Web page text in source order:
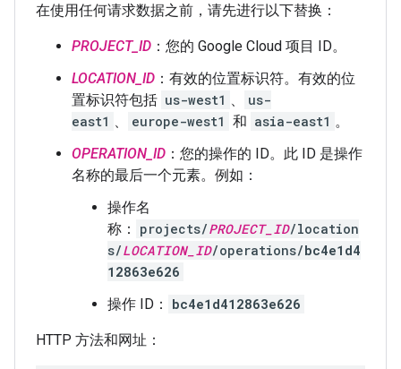
在使用任何请求数据之前，请先进行以下替换：
PROJECT_ID ：您的 Google Cloud 项目 ID。
LOCATION_ID ：有效的位置标识符。有效的位
置标识符包括 us-west1 、
us-
east1 、 europe-west1 和 asia-east1 。
OPERATION_ID ：您的操作的 ID。此 ID 是操作
名称的最后一个元素。例如：
操作名
称：
projects/PROJECT_ID/location
s/LOCATION_ID/operations/bc4e1d4
12863e626
操作 ID：
bc4e1d412863e626
HTTP 方法和网址：